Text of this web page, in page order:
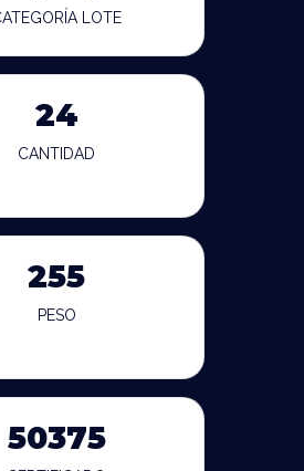
LOTE
24
CANTIDAD
255
PESO
50375